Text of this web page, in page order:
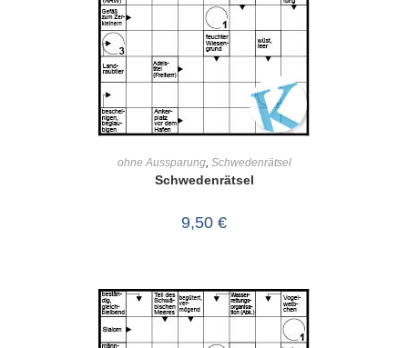
ohne Aussparung, Schwedenrätsel
Schwedenrätsel
9,50 €